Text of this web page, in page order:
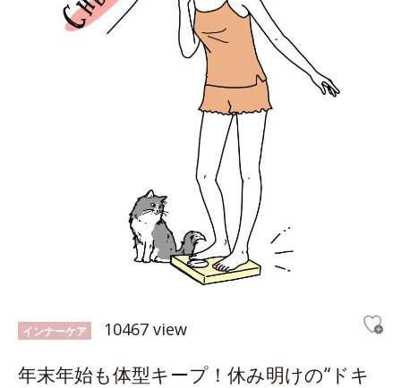
インナーケア 10467 view
年末年始も体型キープ！休み明けの“ドキ